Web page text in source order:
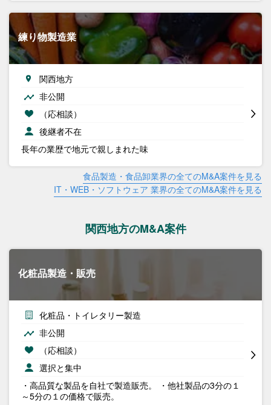
練り物製造業
関西地方
非公開
（応相談）
後継者不在
長年の業歴で地元で親しまれた味
食品製造・食品卸業界の全てのM&A案件を見る
IT・WEB・ソフトウェア 業界の全てのM&A案件を見る
関西地方のM&A案件
化粧品製造・販売
化粧品・トイレタリー製造
非公開
（応相談）
選択と集中
・高品質な製品を自社で製造販売。 ・他社製品の3分の１
～5分の１の価格で販売。